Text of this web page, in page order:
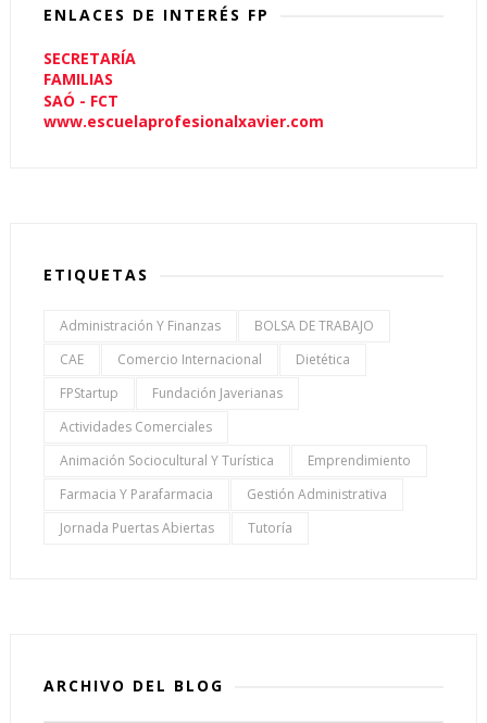
ENLACES DE INTERÉS FP
SECRETARÍA
FAMILIAS
SAÓ - FCT
www.escuelaprofesionalxavier.com
ETIQUETAS
Administración Y Finanzas
BOLSA DE TRABAJO
CAE
Comercio Internacional
Dietética
FPStartup
Fundación Javerianas
Actividades Comerciales
Animación Sociocultural Y Turística
Emprendimiento
Farmacia Y Parafarmacia
Gestión Administrativa
Jornada Puertas Abiertas
Tutoría
ARCHIVO DEL BLOG